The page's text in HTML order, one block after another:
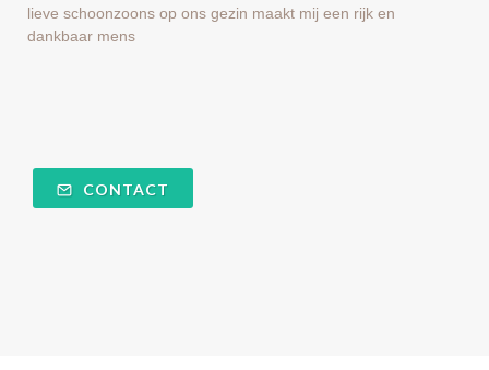
lieve schoonzoons op ons gezin maakt mij een rijk en
dankbaar mens
CONTACT